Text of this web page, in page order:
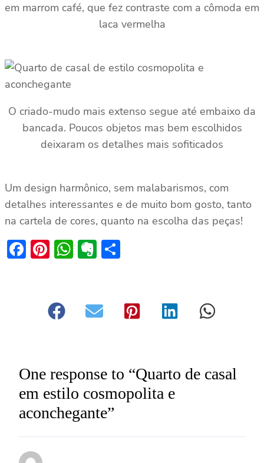
em marrom café, que fez contraste com a cômoda em
laca vermelha
O criado-mudo mais extenso segue até embaixo da
bancada. Poucos objetos mas bem escolhidos
deixaram os detalhes mais sofiticados
Um design harmônico, sem malabarismos, com
detalhes interessantes e de muito bom gosto, tanto
na cartela de cores, quanto na escolha das peças!
Facebook
Pinterest
WhatsApp
Evernote
One response to “Quarto de casal
em estilo cosmopolita e
aconchegante”